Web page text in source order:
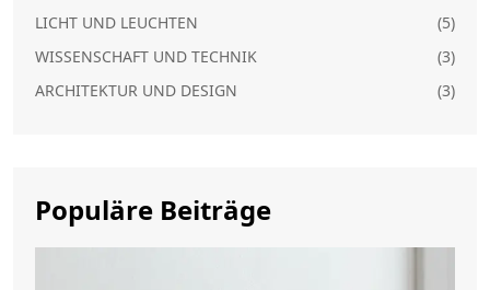
LICHT UND LEUCHTEN
(5)
WISSENSCHAFT UND TECHNIK
(3)
ARCHITEKTUR UND DESIGN
(3)
Populäre Beiträge